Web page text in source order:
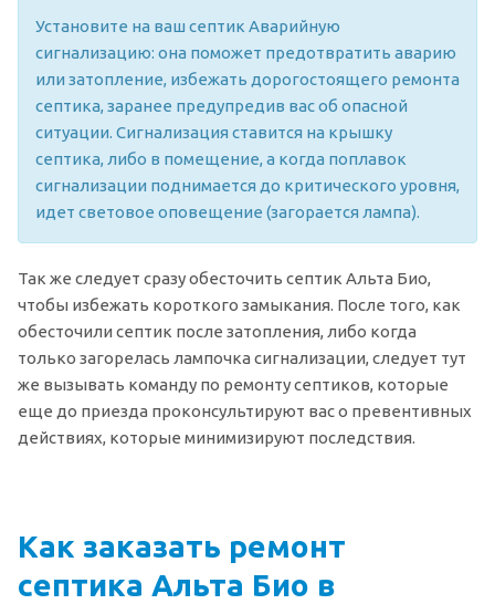
Установите на ваш септик Аварийную
сигнализацию: она поможет предотвратить аварию
или затопление, избежать дорогостоящего ремонта
септика, заранее предупредив вас об опасной
ситуации. Сигнализация ставится на крышку
септика, либо в помещение, а когда поплавок
сигнализации поднимается до критического уровня,
идет световое оповещение (загорается лампа).
Так же следует сразу обесточить септик Альта Био,
чтобы избежать короткого замыкания. После того, как
обесточили септик после затопления, либо когда
только загорелась лампочка сигнализации, следует тут
же вызывать команду по ремонту септиков, которые
еще до приезда проконсультируют вас о превентивных
действиях, которые минимизируют последствия.
Как заказать ремонт
септика Альта Био в